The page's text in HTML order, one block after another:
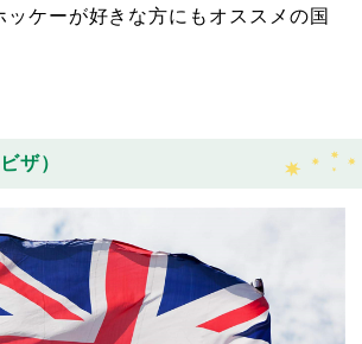
ッケーが好きな方にもオススメの国
ザ）